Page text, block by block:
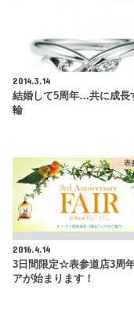
2014.3.14
結婚して5周年…共に成長
輪
表
2016.4.14
3日間限定☆表参道店3周
アが始まります！